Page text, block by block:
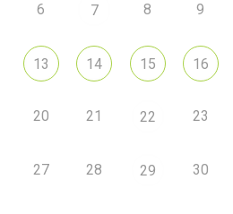
6 7 8 9
13 14 15 16
20 21 22 23
27 28 29 30